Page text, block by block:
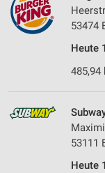
53474
Heute
485,94
53111
Heute